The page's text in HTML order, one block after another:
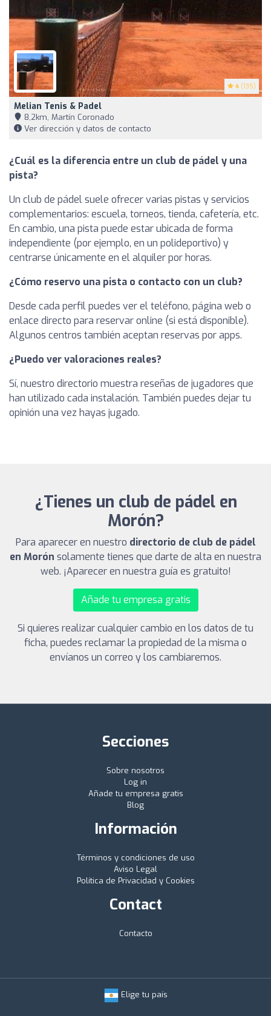
4 (135)
Melian Tenis & Padel
8,2km, Martín Coronado
Ver dirección y datos de contacto
¿Cuál es la diferencia entre un club de pádel y una
pista?
Un club de pádel suele ofrecer varias pistas y servicios
complementarios: escuela, torneos, tienda, cafetería, etc.
En cambio, una pista puede estar ubicada de forma
independiente (por ejemplo, en un polideportivo) y
centrarse únicamente en el alquiler por horas.
¿Cómo reservo una pista o contacto con un club?
Desde cada perfil puedes ver el teléfono, página web o
enlace directo para reservar online (si está disponible).
Algunos centros también aceptan reservas por apps.
¿Puedo ver valoraciones reales?
Sí, nuestro directorio muestra reseñas de jugadores que
han utilizado cada instalación. También puedes dejar tu
opinión una vez hayas jugado.
¿Tienes un club de pádel en
Morón?
Para aparecer en nuestro directorio de club de pádel
en Morón solamente tienes que darte de alta en nuestra
web. ¡Aparecer en nuestra guía es gratuito!
Añade tu empresa gratis
Si quieres realizar cualquier cambio en los datos de tu
ficha, puedes reclamar la propiedad de la misma o
envíanos un correo y los cambiaremos.
Secciones
Sobre nosotros
Log in
Añade tu empresa gratis
Blog
Información
Términos y condiciones de uso
Aviso Legal
Política de Privacidad y Cookies
Contact
Contacto
Elige tu país